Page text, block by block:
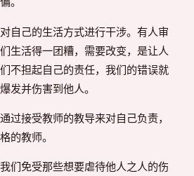
自己的生活方式进行干涉。有人审
生活得一团糟，需要改变，是让人
不担起自己的责任，我们的错误就
发并伤害到他人。
过接受教师的教导来对自己负责，
的教师。
们免受那些想要虐待他人之人的伤